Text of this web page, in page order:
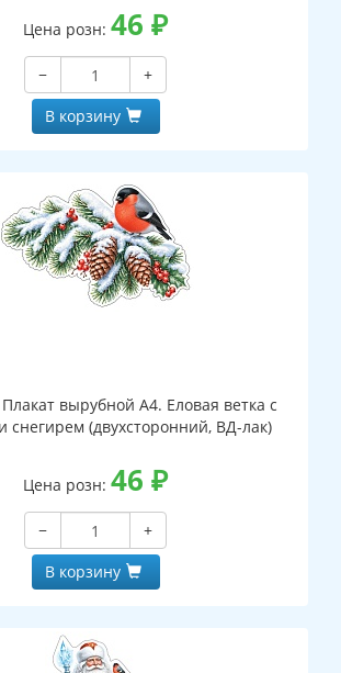
Цена розн: 46 ₽
−
+
В корзину
вырубной А4. Еловая ветка с
(двухсторонний, ВД-лак)
Цена розн: 46 ₽
−
+
В корзину